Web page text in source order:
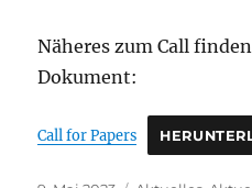
Näheres zum Call
Dokument:
Call for Papers